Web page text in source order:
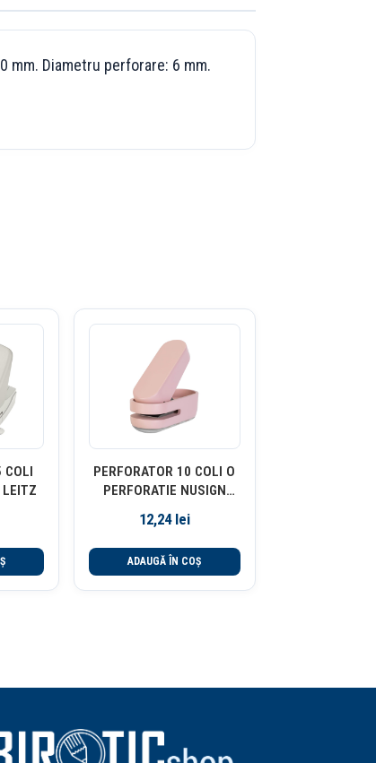
Diametru perforare: 6 mm.
LEITZ
PERFORATOR 10 COLI O
PERFORATIE NUSIGN
12,24 lei
ADAUGĂ ÎN COȘ